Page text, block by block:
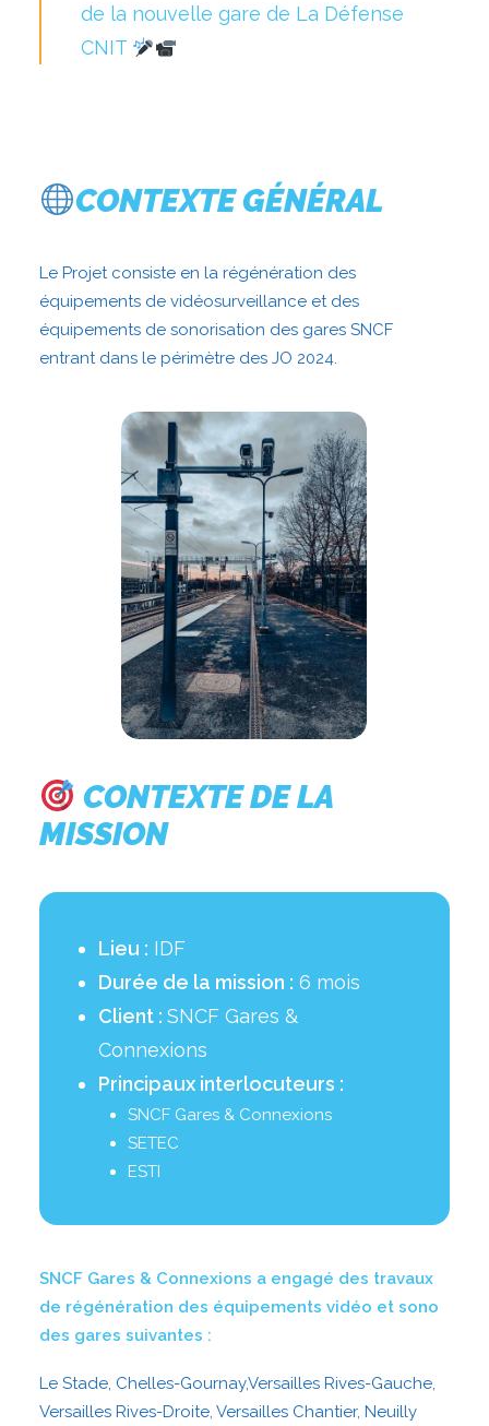
de la nouvelle gare de La Défense
CNIT
CONTEXTE GÉNÉRAL
Le Projet consiste en la régénération des
équipements de vidéosurveillance et des
équipements de sonorisation des gares SNCF
entrant dans le périmètre des JO 2024.
CONTEXTE DE LA
MISSION
Lieu : IDF
Durée de la mission : 6 mois
Client : SNCF Gares &
Connexions
Principaux interlocuteurs :
SNCF Gares & Connexions
SETEC
ESTI
SNCF Gares & Connexions a engagé des travaux
de régénération des équipements vidéo et sono
des gares suivantes :
Le Stade, Chelles-Gournay,Versailles Rives-Gauche,
Versailles Rives-Droite, Versailles Chantier, Neuilly